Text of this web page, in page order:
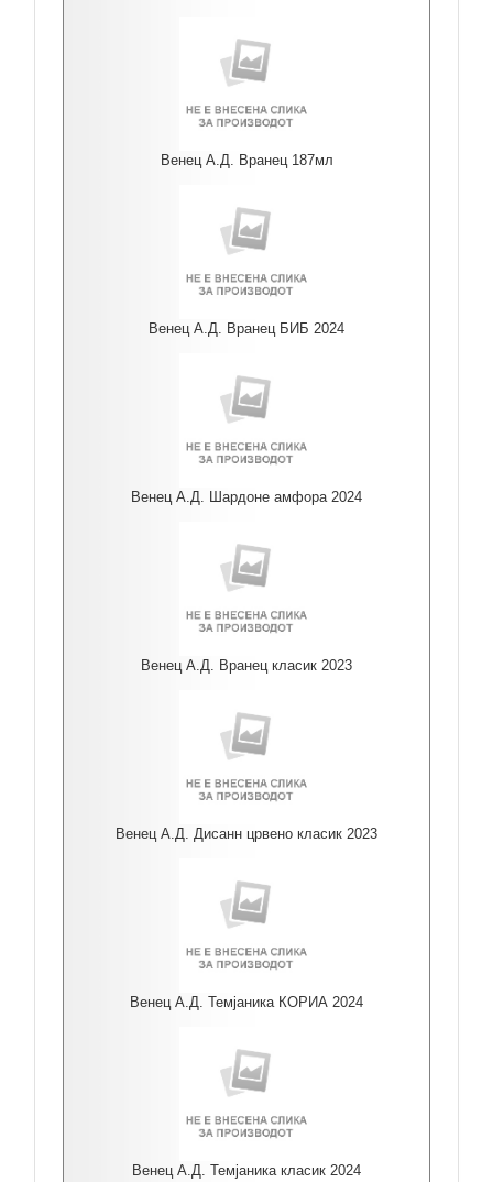
Венец А.Д. Вранец 187мл
Венец А.Д. Вранец БИБ 2024
Венец А.Д. Шардоне амфора 2024
Венец А.Д. Вранец класик 2023
Венец А.Д. Дисанн црвено класик 2023
Венец А.Д. Темјаника КОРИА 2024
Венец А.Д. Темјаника класик 2024